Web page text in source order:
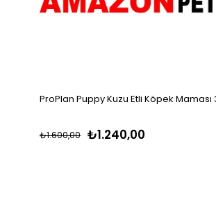
ProPlan Puppy Kuzu Etli Köpek Maması
₺1.240,00
₺1.600,00